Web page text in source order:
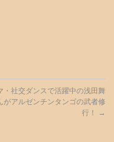
・社交ダンスで活躍中の浅田舞
がアルゼンチンタンゴの武者修
行！
→